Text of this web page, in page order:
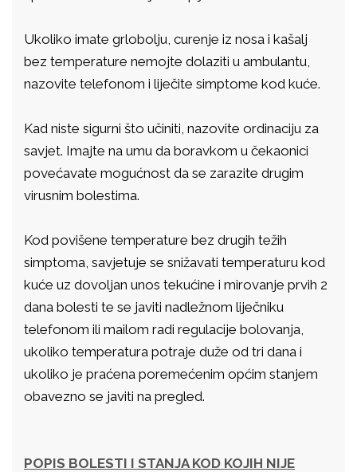
Ukoliko imate grlobolju, curenje iz nosa i kašalj
bez temperature nemojte dolaziti u ambulantu,
nazovite telefonom i liječite simptome kod kuće.
Kad niste sigurni što učiniti, nazovite ordinaciju za
savjet. Imajte na umu da boravkom u čekaonici
povećavate mogućnost da se zarazite drugim
virusnim bolestima.
Kod povišene temperature bez drugih težih
simptoma, savjetuje se snižavati temperaturu kod
kuće uz dovoljan unos tekućine i mirovanje prvih 2
dana bolesti te se javiti nadležnom liječniku
telefonom ili mailom radi regulacije bolovanja,
ukoliko temperatura potraje duže od tri dana i
ukoliko je praćena poremećenim općim stanjem
obavezno se javiti na pregled.
POPIS BOLESTI I STANJA KOD KOJIH NIJE